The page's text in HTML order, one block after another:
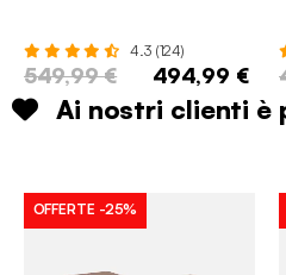
4.3 (124)
549,99 € 494,99 €
Ai nostri clienti è
OFFERTE -25%